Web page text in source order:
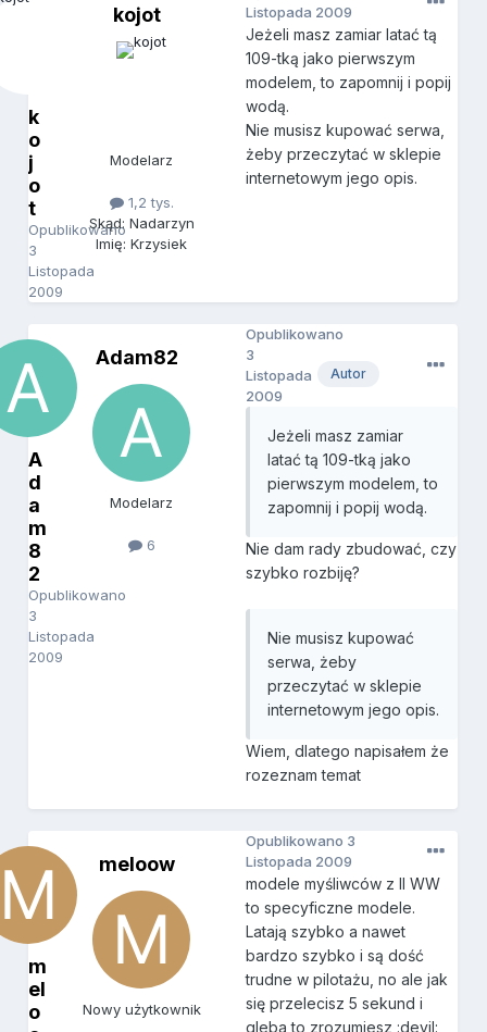
k
o
j
o
t
Opublikowano
3
Listopada
2009
kojot
Modelarz
1,2 tys.
Skąd: Nadarzyn
Imię: Krzysiek
Listopada 2009
Jeżeli masz zamiar latać tą
109-tką jako pierwszym
modelem, to zapomnij i popij
wodą.
Nie musisz kupować serwa,
żeby przeczytać w sklepie
internetowym jego opis.
A
d
a
m
8
2
Opublikowano
3
Listopada
2009
Adam82
Modelarz
6
Autor
Opublikowano
3
Listopada
2009
Jeżeli masz zamiar
latać tą 109-tką jako
pierwszym modelem, to
zapomnij i popij wodą.
Nie dam rady zbudować, czy
szybko rozbiję?
Nie musisz kupować
serwa, żeby
przeczytać w sklepie
internetowym jego opis.
Wiem, dlatego napisałem że
rozeznam temat
m
el
o
meloow
Nowy użytkownik
Opublikowano 3
Listopada 2009
modele myśliwców z II WW
to specyficzne modele.
Latają szybko a nawet
bardzo szybko i są dość
trudne w pilotażu, no ale jak
się przelecisz 5 sekund i
gleba to zrozumiesz :devil: